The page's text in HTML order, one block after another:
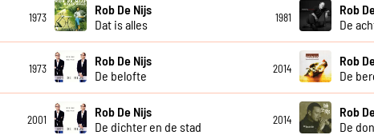
1973
Rob De Nijs
Dat is alles
1981
Rob
De
1973
Rob De Nijs
De belofte
2014
Rob
De
2001
Rob De Nijs
De dichter en de stad
2014
Rob
De